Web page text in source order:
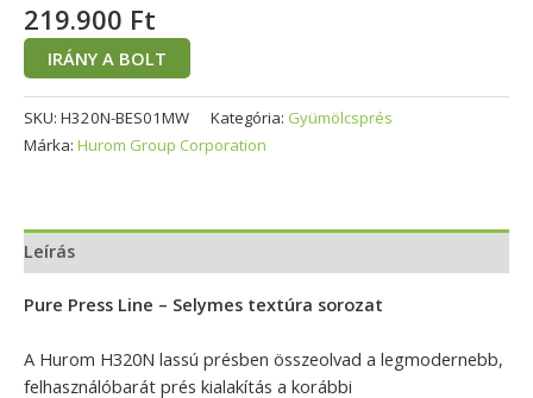
219.900 Ft
IRÁNY A BOLT
SKU: H320N-BES01MW Kategória: Gyümölcsprés
Márka: Hurom Group Corporation
Leírás
Pure Press Line – Selymes textúra sorozat
A Hurom H320N lassú présben összeolvad a legmodernebb,
felhasználóbarát prés kialakítás a korábbi